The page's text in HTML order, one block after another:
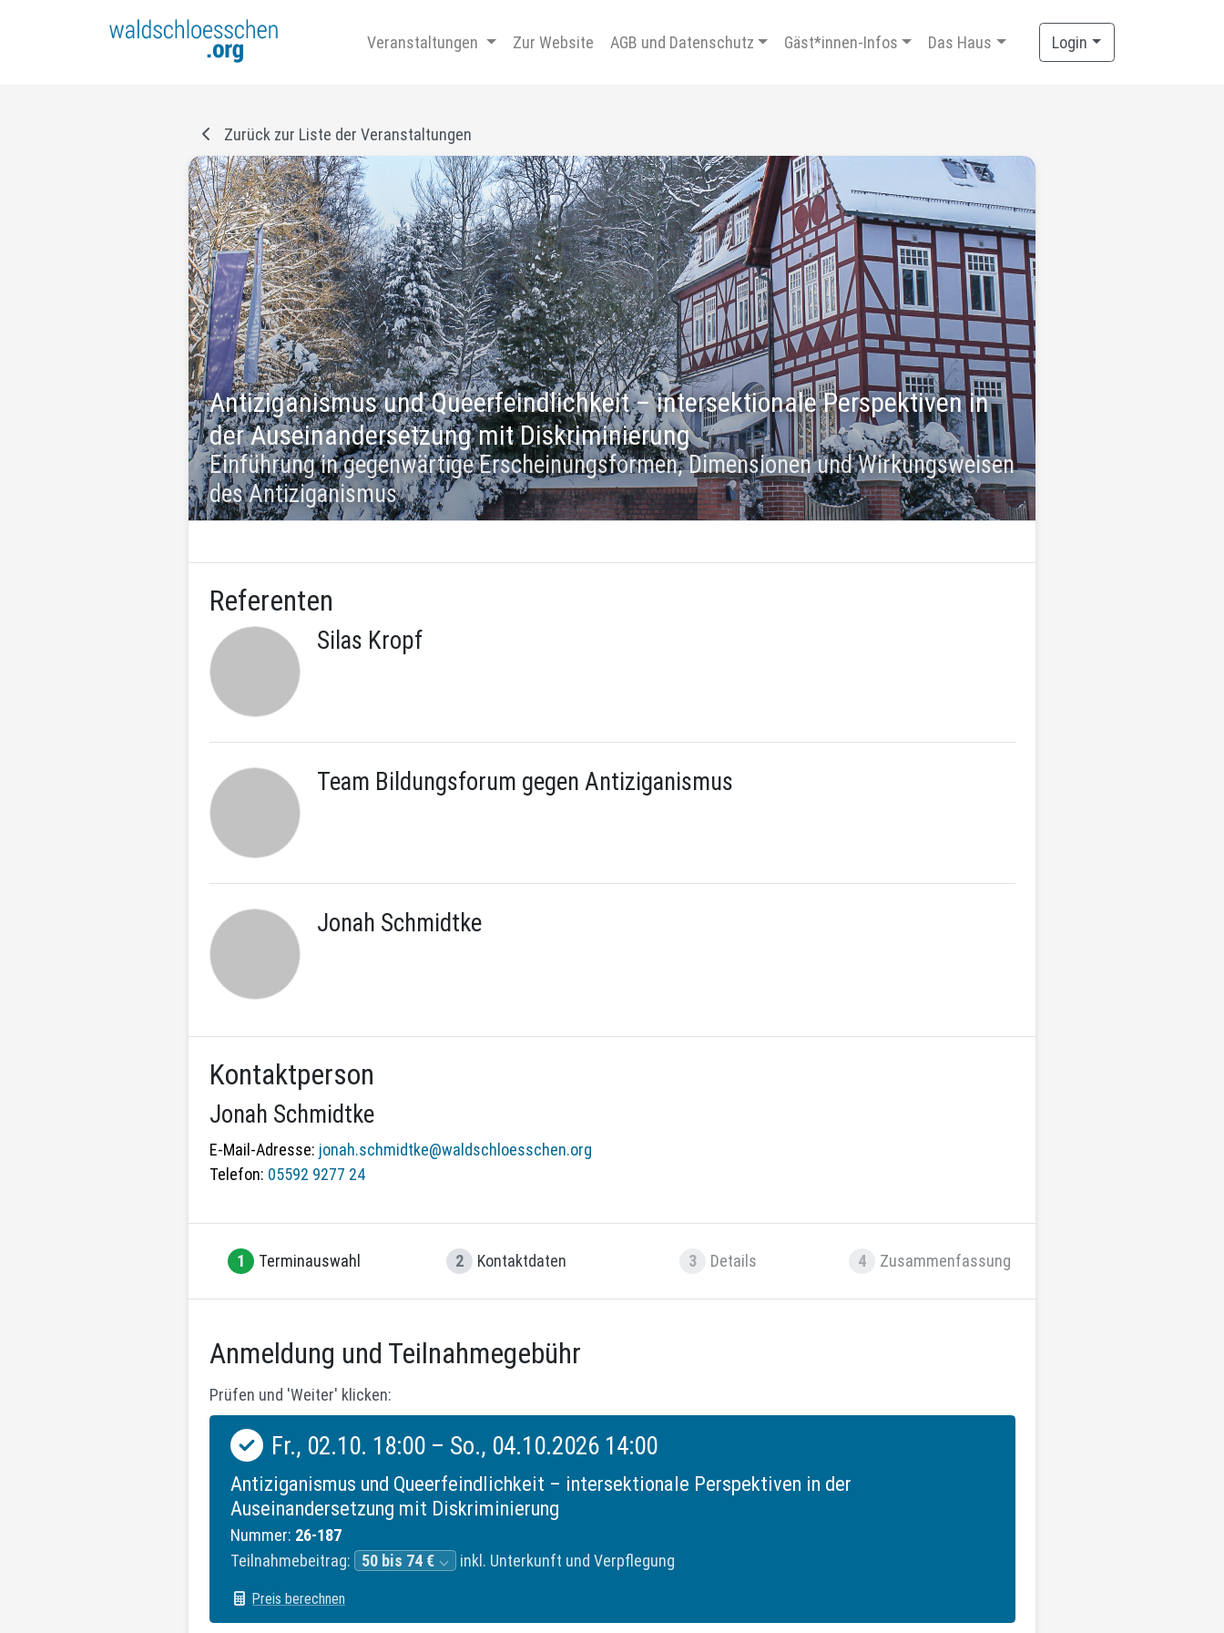
Veranstaltungen Zur Website AGB und Datenschutz Gäst*innen-Infos Das Haus Login
Zurück zur Liste der Veranstaltungen
Antiziganismus und Queerfeindlichkeit – intersektionale Perspektiven in
der Auseinandersetzung mit Diskriminierung
Einführung in gegenwärtige Erscheinungsformen, Dimensionen und Wirkungsweisen
des Antiziganismus
Referenten
Silas Kropf
Team Bildungsforum gegen Antiziganismus
Jonah Schmidtke
Kontaktperson
Jonah Schmidtke
E-Mail-Adresse: jonah.schmidtke@waldschloesschen.org
Telefon: 05592 9277 24
1 Terminauswahl 2 Kontaktdaten 3 Details 4 Zusammenfassung
Anmeldung und Teilnahmegebühr
Prüfen und 'Weiter' klicken:
Termin auswählen:
Verfügbare Termine
Fr., 02.10. 18:00 – So., 04.10.2026 14:00
Antiziganismus und Queerfeindlichkeit – intersektionale Perspektiven in der
Auseinandersetzung mit Diskriminierung
Nummer: 26-187
Teilnahmebeitrag:
50 bis 74 € inkl. Unterkunft und Verpflegung
Preis berechnen